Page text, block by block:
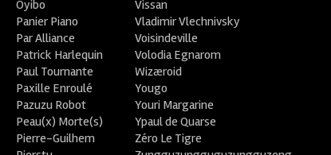
Oyibo
Panier Piano
Par Alliance
Patrick Harlequin
Paul Tournante
Paxille Enroulé
Pazuzu Robot
Peau(x) Morte(s)
Pierre-Guilhem
Vissan
Vladimir Vlechnivsky
Voisindeville
Volodia Egnarom
Wizæroid
Yougo
Youri Margarine
Ypaul de Quarse
Zéro Le Tigre